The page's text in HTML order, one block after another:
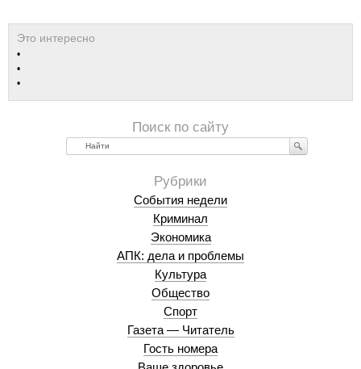
Найти
События недели
Криминал
Экономика
АПК: дела и проблемы
Культура
Общество
Спорт
Газета — Читатель
Гость номера